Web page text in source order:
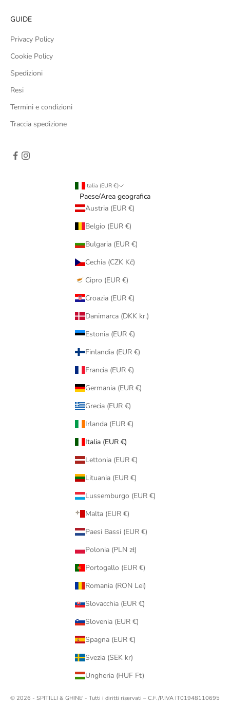
GUIDE
Privacy Policy
Cookie Policy
Spedizioni
Resi
Termini e condizioni
Traccia spedizione
Italia (EUR €)
Paese/Area geografica
Austria (EUR €)
Belgio (EUR €)
Bulgaria (EUR €)
Cechia (CZK Kč)
Cipro (EUR €)
Croazia (EUR €)
Danimarca (DKK kr.)
Estonia (EUR €)
Finlandia (EUR €)
Francia (EUR €)
Germania (EUR €)
Grecia (EUR €)
Irlanda (EUR €)
Italia (EUR €)
Lettonia (EUR €)
Lituania (EUR €)
Lussemburgo (EUR €)
Malta (EUR €)
Paesi Bassi (EUR €)
Polonia (PLN zł)
Portogallo (EUR €)
Romania (RON Lei)
Slovacchia (EUR €)
Slovenia (EUR €)
Spagna (EUR €)
Svezia (SEK kr)
Ungheria (HUF Ft)
© 2026 - SPITILLI & GHINE' - Tutti i diritti riservati – C.F./P.IVA IT01948110695